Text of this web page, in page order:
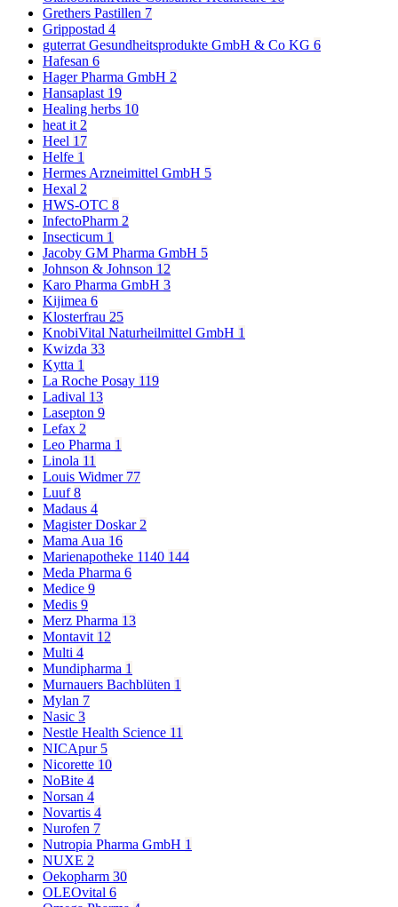
Grethers Pastillen 7
Grippostad 4
guterrat Gesundheitsprodukte GmbH & Co KG 6
Hafesan 6
Hager Pharma GmbH 2
Hansaplast 19
Healing herbs 10
heat it2
Heel 17
Helfe 1
Hermes Arzneimittel GmbH 5
Hexal 2
HWS-OTC 8
InfectoPharm 2
Insecticum 1
Jacoby GM Pharma GmbH 5
Johnson & Johnson 12
Karo Pharma GmbH 3
Kijimea 6
Klosterfrau 25
KnobiVital Naturheilmittel GmbH 1
Kwizda 33
Kytta 1
La Roche Posay 119
Ladival 13
Lasepton 9
Lefax 2
Leo Pharma 1
Linola 11
Louis Widmer 77
Luuf8
Madaus 4
Magister Doskar2
Mama Aua 16
Marienapotheke 1140 144
Meda Pharma 6
Medice 9
Medis 9
Merz Pharma 13
Montavit 12
Multi 4
Mundipharma 1
Murnauers Bachblüten 1
Mylan 7
Nasic 3
Nestle Health Science 11
NICApur 5
Nicorette 10
NoBite 4
Norsan 4
Novartis 4
Nurofen 7
Nutropia Pharma GmbH 1
NUXE 2
Oekopharm 30
OLEOvital 6